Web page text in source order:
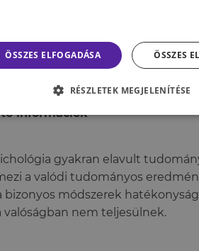
néhány további potenciális
kapcsolatban:
információk
gyakran elavult
a valódi tudományos
bizonyos módszerek
valóságban nem teljesülnek.
ÖSSZES ELFOGADÁSA ÖSSZES
RÉSZLETEK MEGJELENÍTÉSE